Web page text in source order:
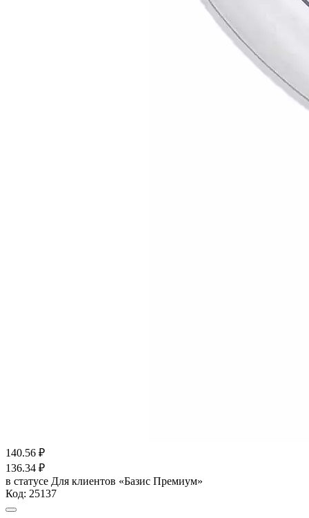
140.56 ₽
136.34 ₽
в статусе Для клиентов «Базис Премиум»
Код: 25137